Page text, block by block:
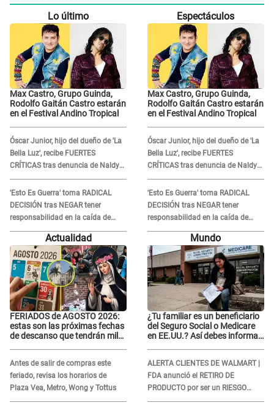
Lo último
Max Castro, Grupo Guinda,
Rodolfo Gaitán Castro estarán
en el Festival Andino Tropical
Óscar Junior, hijo del dueño de 'La
Bella Luz', recibe FUERTES
CRÍTICAS tras denuncia de Naldy
Saldaña contra su tío: "Cómplice"
'Esto Es Guerra' toma RADICAL
DECISIÓN tras NEGAR tener
responsabilidad en la caída de
Kevin Díaz desde 8 metros de
Espectáculos
Max Castro, Grupo Guinda,
Rodolfo Gaitán Castro estarán
en el Festival Andino Tropical
Óscar Junior, hijo del dueño de 'La
Bella Luz', recibe FUERTES
CRÍTICAS tras denuncia de Naldy
Saldaña contra su tío: "Cómplice"
'Esto Es Guerra' toma RADICAL
DECISIÓN tras NEGAR tener
responsabilidad en la caída de
Kevin Díaz desde 8 metros de
Actualidad
FERIADOS de AGOSTO 2026:
estas son las próximas fechas
de descanso que tendrán miles
Antes de salir de compras este
feriado, revisa los horarios de
Plaza Vea, Metro, Wong y Tottus
Mundo
¿Tu familiar es un beneficiario
del Seguro Social o Medicare
en EE.UU.? Así debes informar
ALERTA CLIENTES DE WALMART |
FDA anunció el RETIRO DE
PRODUCTO por ser un RIESGO
MORTAL para consumidores: ¿Cuál